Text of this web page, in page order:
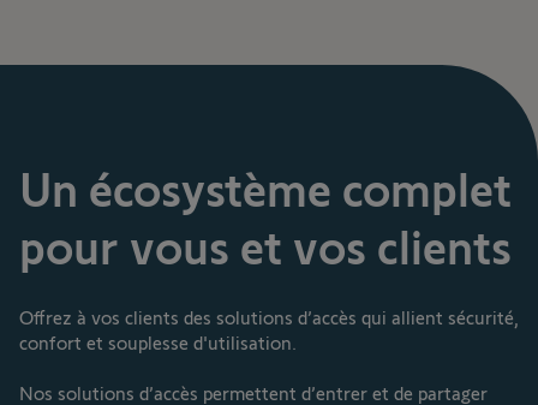
Un écosystème complet
pour vous et vos clients
Offrez à vos clients des solutions d’accès qui allient sécurité,
confort et souplesse d'utilisation.
Nos solutions d’accès permettent d’entrer et de partager